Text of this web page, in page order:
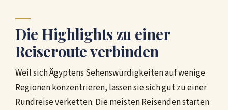
Die Highlights zu einer
Reiseroute verbinden
Weil sich Ägyptens Sehenswürdigkeiten auf wenige
Regionen konzentrieren, lassen sie sich gut zu einer
Rundreise verketten. Die meisten Reisenden starten